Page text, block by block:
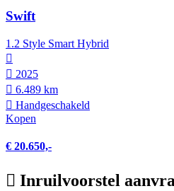
Swift
1.2 Style Smart Hybrid
2025
6.489 km
Hand­geschakeld
Kopen
€ 20.650,-
Inruilvoorstel